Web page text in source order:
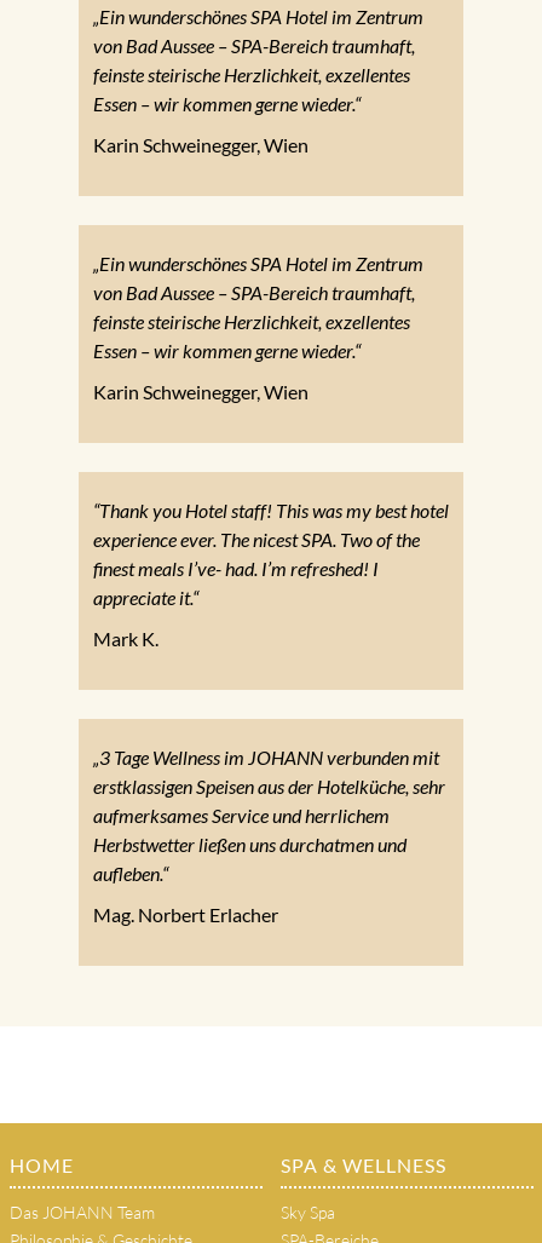
„Ein wunderschönes SPA Hotel im Zentrum
von Bad Aussee – SPA-Bereich traumhaft,
feinste steirische Herzlichkeit, exzellentes
Essen – wir kommen gerne wieder.“
Karin Schweinegger, Wien
„Ein wunderschönes SPA Hotel im Zentrum
von Bad Aussee – SPA-Bereich traumhaft,
feinste steirische Herzlichkeit, exzellentes
Essen – wir kommen gerne wieder.“
Karin Schweinegger, Wien
“Thank you Hotel staff! This was my best hotel
experience ever. The nicest SPA. Two of the
finest meals I’ve- had. I’m refreshed! I
appreciate it.“
Mark K.
„3 Tage Wellness im JOHANN verbunden mit
erstklassigen Speisen aus der Hotelküche, sehr
aufmerksames Service und herrlichem
Herbstwetter ließen uns durchatmen und
aufleben.“
Mag. Norbert Erlacher
HOME
Das JOHANN Team
SPA & WELLNESS
Sky Spa